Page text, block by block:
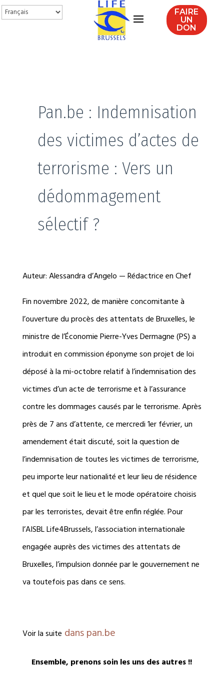
FAIRE
UN
DON
Pan.be : Indemnisation
des victimes d’actes de
terrorisme : Vers un
dédommagement
sélectif ?
Auteur: Alessandra d’Angelo — Rédactrice en Chef
Fin novembre 2022, de manière concomitante à
l’ouverture du procès des attentats de Bruxelles, le
ministre de l’Économie Pierre-Yves Dermagne (PS) a
introduit en commission éponyme son projet de loi
déposé à la mi-octobre relatif à l’indemnisation des
victimes d’un acte de terrorisme et à l’assurance
contre les dommages causés par le terrorisme. Après
près de 7 ans d’attente, ce mercredi 1er février, un
amendement était discuté, soit la question de
l’indemnisation de toutes les victimes de terrorisme,
peu importe leur nationalité et leur lieu de résidence
et quel que soit le lieu et le mode opératoire choisis
par les terroristes, devait être enfin réglée. Pour
l’AISBL Life4Brussels, l’association internationale
engagée auprès des victimes des attentats de
Bruxelles, l’impulsion donnée par le gouvernement ne
va toutefois pas dans ce sens.
Voir la suite dans pan.be
Ensemble, prenons soin les uns des autres !!